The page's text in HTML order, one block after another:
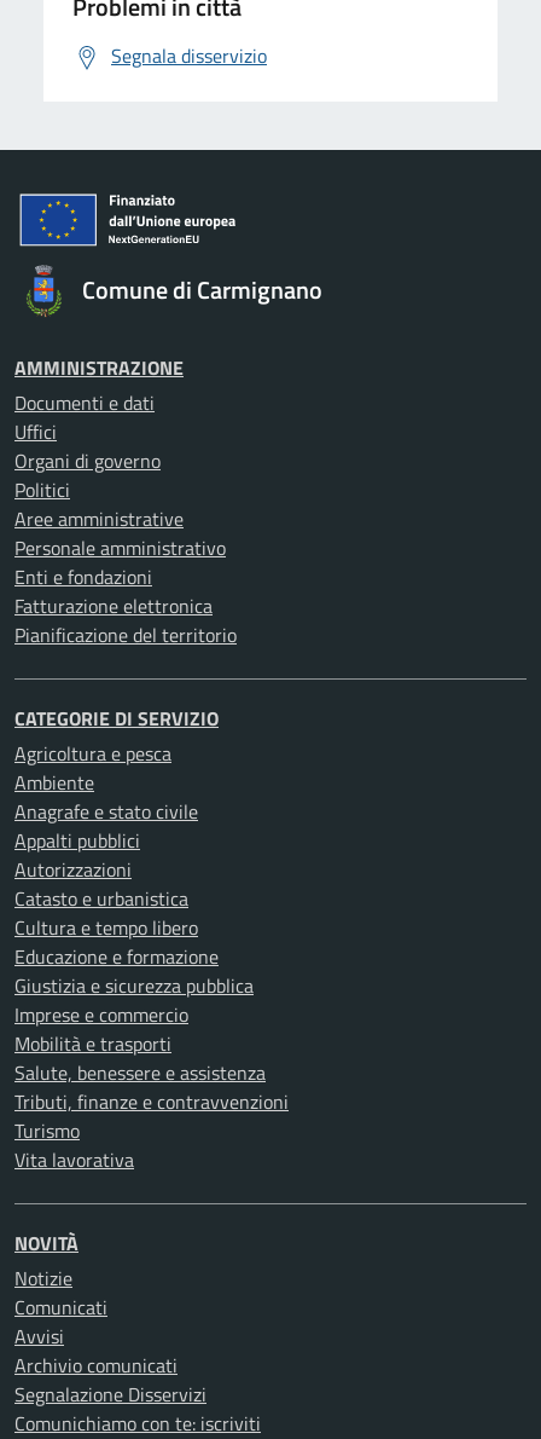
Segnala disservizio
Comune di Carmignano
AMMINISTRAZIONE
Documenti e dati
Uffici
Organi di governo
Politici
Aree amministrative
Personale amministrativo
Enti e fondazioni
Fatturazione elettronica
Pianificazione del territorio
CATEGORIE DI SERVIZIO
Agricoltura e pesca
Ambiente
Anagrafe e stato civile
Appalti pubblici
Autorizzazioni
Catasto e urbanistica
Cultura e tempo libero
Educazione e formazione
Giustizia e sicurezza pubblica
Imprese e commercio
Mobilità e trasporti
Salute, benessere e assistenza
Tributi, finanze e contravvenzioni
Turismo
Vita lavorativa
NOVITÀ
Notizie
Comunicati
Avvisi
Archivio comunicati
Segnalazione Disservizi
Comunichiamo con te: iscriviti